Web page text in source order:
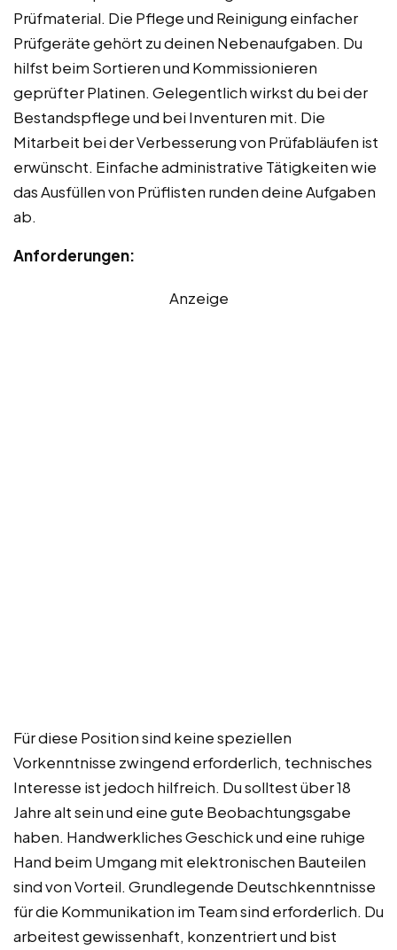
Prüfmaterial. Die Pflege und Reinigung einfacher
Prüfgeräte gehört zu deinen Nebenaufgaben. Du
hilfst beim Sortieren und Kommissionieren
geprüfter Platinen. Gelegentlich wirkst du bei der
Bestandspflege und bei Inventuren mit. Die
Mitarbeit bei der Verbesserung von Prüfabläufen ist
erwünscht. Einfache administrative Tätigkeiten wie
das Ausfüllen von Prüflisten runden deine Aufgaben
ab.
Anforderungen:
Anzeige
Für diese Position sind keine speziellen
Vorkenntnisse zwingend erforderlich, technisches
Interesse ist jedoch hilfreich. Du solltest über 18
Jahre alt sein und eine gute Beobachtungsgabe
haben. Handwerkliches Geschick und eine ruhige
Hand beim Umgang mit elektronischen Bauteilen
sind von Vorteil. Grundlegende Deutschkenntnisse
für die Kommunikation im Team sind erforderlich. Du
arbeitest gewissenhaft, konzentriert und bist